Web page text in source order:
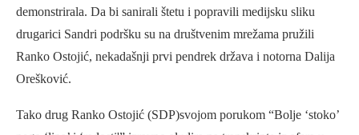
demonstrirala. Da bi sanirali štetu i popravili medijsku sliku
drugarici Sandri podršku su na društvenim mrežama pružili
Ranko Ostojić, nekadašnji prvi pendrek država i notorna Dalija
Orešković.
Tako drug Ranko Ostojić (SDP)svojom porukom “Bolje ‘stoko’